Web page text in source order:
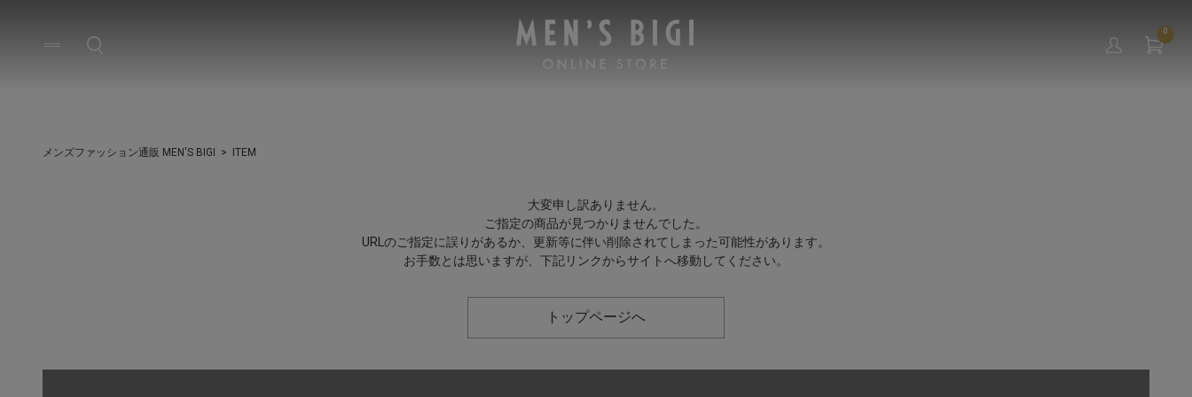
0
メンズファッション通販 MEN'S BIGI ITEM
大変申し訳ありません。
ご指定の商品が見つかりませんでした。
URLのご指定に誤りがあるか、更新等に伴い削除されてしまった可能性があります。
お手数とは思いますが、下記リンクからサイトへ移動してください。
トップページへ